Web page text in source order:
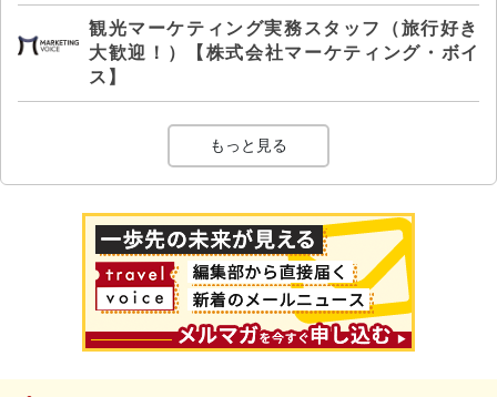
観光マーケティング実務スタッフ（旅行好き
大歓迎！）【株式会社マーケティング・ボイ
ス】
もっと見る